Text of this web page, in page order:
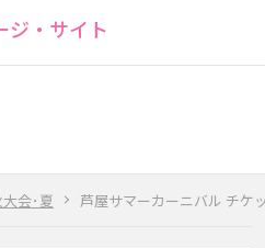
会･夏 芦屋サマーカーニバル チケ
ジ・サイト